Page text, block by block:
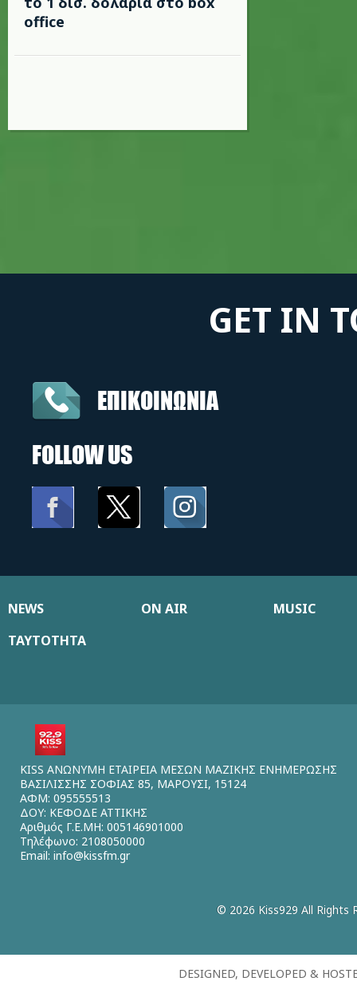
office
GET IN
ΕΠΙΚΟΙΝΩΝΙΑ
FOLLOW US
NEWS ON AIR
MUSIC
ΤΑΥΤΟΤΗΤΑ
KISS ΑΝΩΝΥΜΗ ΕΤΑΙΡΕΙΑ ΜΕΣΩΝ ΜΑΖΙΚΗΣ ΕΝΗΜΕΡΩΣΗΣ
ΒΑΣΙΛΙΣΣΗΣ ΣΟΦΙΑΣ 85, ΜΑΡΟΥΣΙ, 15124
ΑΦΜ: 095555513
ΔΟΥ: ΚΕΦΟΔΕ ΑΤΤΙΚΗΣ
Αριθμός Γ.Ε.ΜΗ: 005146901000
Τηλέφωνο: 2108050000
Email: info@kissfm.gr
© 2026 Kiss929 All Rights
DESIGNED, DEVELOPED &